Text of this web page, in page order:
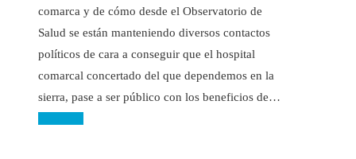
comarca y de cómo desde el Observatorio de
Salud se están manteniendo diversos contactos
políticos de cara a conseguir que el hospital
comarcal concertado del que dependemos en la
sierra, pase a ser público con los beneficios de…